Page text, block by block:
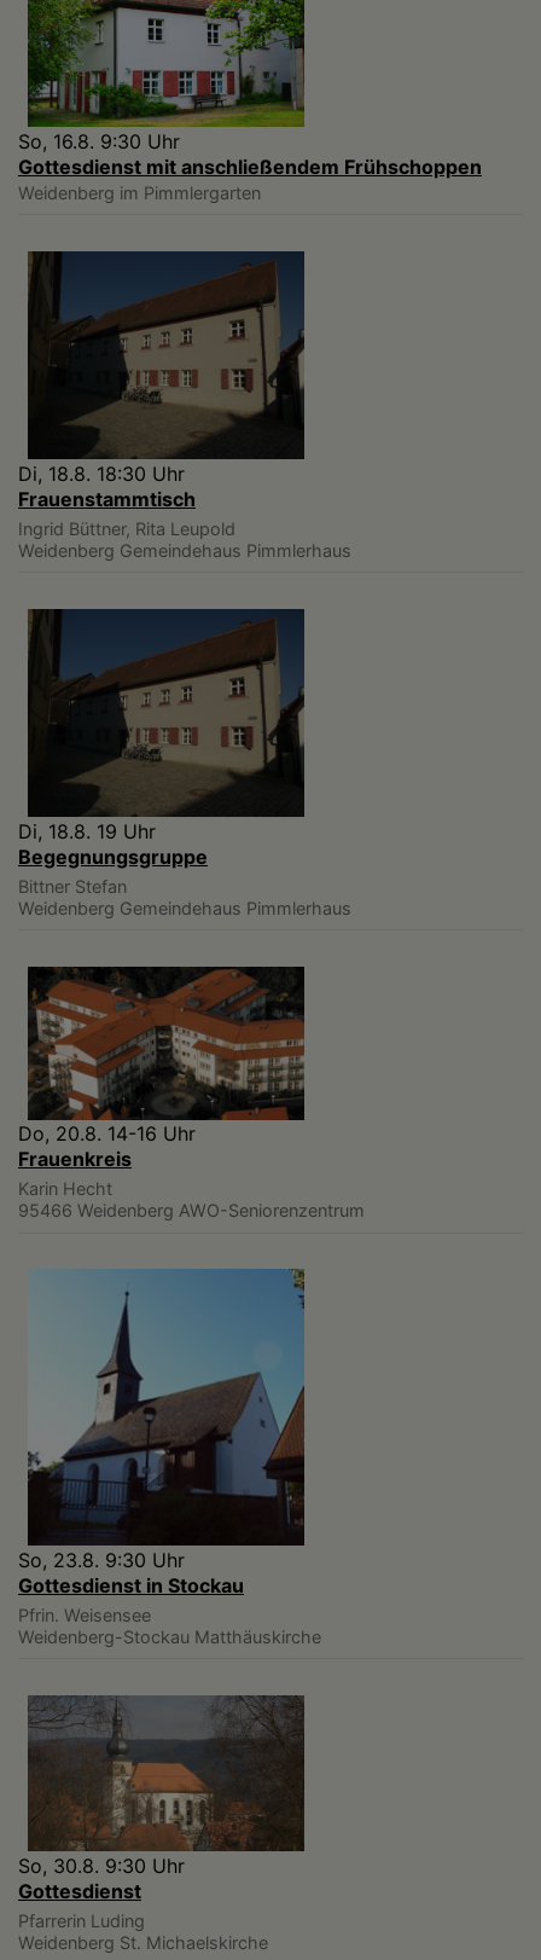
So, 16.8. 9:30 Uhr
Gottesdienst mit anschließendem Frühschoppen
Weidenberg im Pimmlergarten
Di, 18.8. 18:30 Uhr
Frauenstammtisch
Ingrid Büttner, Rita Leupold
Weidenberg Gemeindehaus Pimmlerhaus
Di, 18.8. 19 Uhr
Begegnungsgruppe
Bittner Stefan
Weidenberg Gemeindehaus Pimmlerhaus
Do, 20.8. 14-16 Uhr
Frauenkreis
Karin Hecht
95466 Weidenberg AWO-Seniorenzentrum
So, 23.8. 9:30 Uhr
Gottesdienst in Stockau
Pfrin. Weisensee
Weidenberg-Stockau Matthäuskirche
So, 30.8. 9:30 Uhr
Gottesdienst
Pfarrerin Luding
Weidenberg St. Michaelskirche